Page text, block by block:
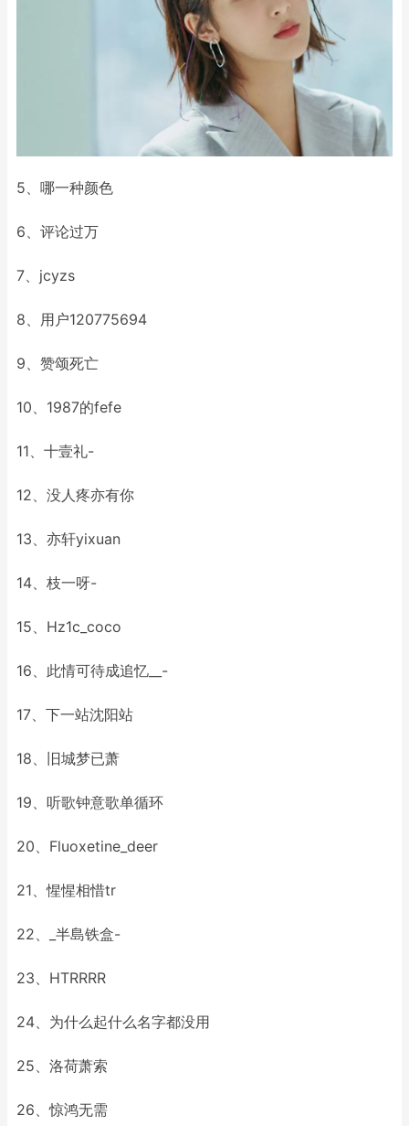
5、哪一种颜色
6、评论过万
7、jcyzs
8、用户120775694
9、赞颂死亡
10、1987的fefe
11、十壹礼-
12、没人疼亦有你
13、亦轩yixuan
14、枝一呀-
15、Hz1c_coco
16、此情可待成追忆__-
17、下一站沈阳站
18、旧城梦已萧
19、听歌钟意歌单循环
20、Fluoxetine_deer
21、惺惺相惜tr
22、_半島铁盒-
23、HTRRRR
24、为什么起什么名字都没用
25、洛荷萧索
26、惊鸿无需